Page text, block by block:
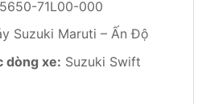
71L00-000
Suzuki Maruti – Ấn Độ
dòng xe: Suzuki Swift